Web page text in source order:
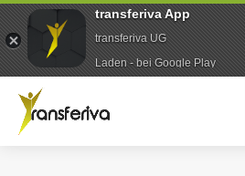
transferiva App
transferiva UG
Laden - bei Google Play